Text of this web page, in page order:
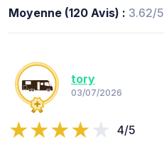
Moyenne (120 Avis) : 3.62/5
tory
03/07/2026
4/5